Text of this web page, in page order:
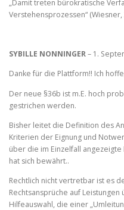
„Damit treten bürokratische
Verstehensprozessen“ (Wiesner,
SYBILLE NONNINGER– 1.
Danke für die Plattform!! Ich
Der neue §36b ist m.E. hoch
gestrichen werden.
Bisher leitet die Definition des
Kriterien der Eignung und
über die im Einzelfall
hat sich bewährt..
Rechtlich nicht vertretbar ist es
Rechtsansprüche auf
Hilfeauswahl, die einer